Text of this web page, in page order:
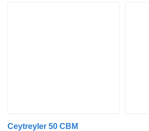
Ceytreyler 50 CBM